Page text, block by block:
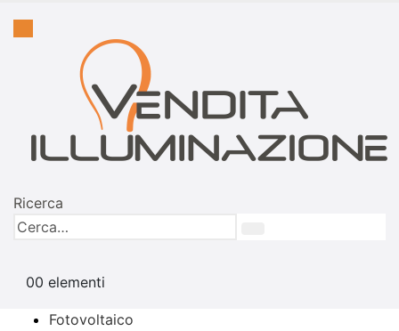
Ricerca
00 elementi
Fotovoltaico